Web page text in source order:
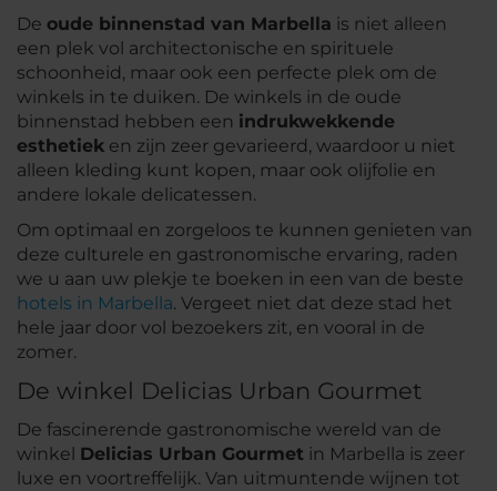
De oude binnenstad van Marbella is niet alleen
een plek vol architectonische en spirituele
schoonheid, maar ook een perfecte plek om de
winkels in te duiken. De winkels in de oude
binnenstad hebben een indrukwekkende
esthetiek en zijn zeer gevarieerd, waardoor u niet
alleen kleding kunt kopen, maar ook olijfolie en
andere lokale delicatessen.
Om optimaal en zorgeloos te kunnen genieten van
deze culturele en gastronomische ervaring, raden
we u aan uw plekje te boeken in een van de beste
hotels in Marbella. Vergeet niet dat deze stad het
hele jaar door vol bezoekers zit, en vooral in de
zomer.
De winkel Delicias Urban Gourmet
De fascinerende gastronomische wereld van de
winkel Delicias Urban Gourmet in Marbella is zeer
luxe en voortreffelijk. Van uitmuntende wijnen tot